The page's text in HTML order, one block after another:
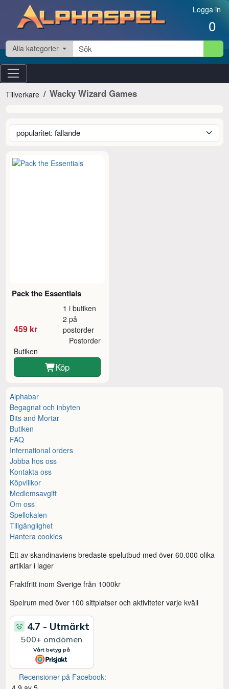
Hoppa till innehåll Logga in
0
Alla kategorier
Tillverkare Wacky Wizard Games
Pack the Essentials
459 kr
1 i butiken
2 på
postorder
Butiken
Postorder
Köp
Alphabar
Begagnat och inbyten
Bits and Mortar
Butiken
FAQ
International orders
Jobba hos oss
Kontakta oss
Köpvillkor
Medlemsavgift
Om oss
Spellokalen
Tillgänglighet
Hantera cookies
Ett av skandinaviens bredaste spelutbud med över 60.000 olika
artiklar i lager
Fraktfritt inom Sverige från 1000kr
Spelrum med över 100 sittplatser och aktiviteter varje kväll
Recensioner på Facebook: